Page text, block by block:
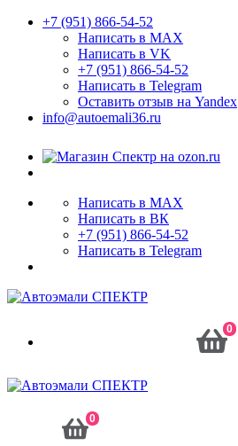
+7 (951) 866-54-52
Написать в MAX
Написать в VK
+7 (951) 866-54-52
Написать в Telegram
Оставить отзыв на Yandex
info@autoemali36.ru
Написать в MAX
Написать в ВК
+7 (951) 866-54-52
Написать в Telegram
0
0